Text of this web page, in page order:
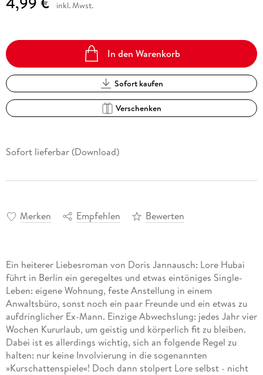
inkl. Mwst.
In den Warenkorb
Sofort kaufen
Verschenken
Sofort lieferbar (Download)
Merken Empfehlen Bewerten
Ein heiterer Liebesroman von Doris Jannausch: Lore Hubai
führt in Berlin ein geregeltes und etwas eintöniges Single-
Leben: eigene Wohnung, feste Anstellung in einem
Anwaltsbüro, sonst noch ein paar Freunde und ein etwas zu
aufdringlicher Ex-Mann. Einzige Abwechslung: jedes Jahr vier
Wochen Kururlaub, um geistig und körperlich fit zu bleiben.
Dabei ist es allerdings wichtig, sich an folgende Regel zu
halten: nur keine Involvierung in die sogenannten
»Kurschattenspiele«! Doch dann stolpert Lore selbst - nicht